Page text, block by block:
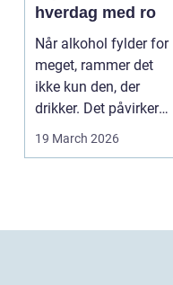
hverdag med ro
Når alkohol fylder for
meget, rammer det
ikke kun den, der
drikker. Det påvirker
også familie, arbej...
19 March 2026